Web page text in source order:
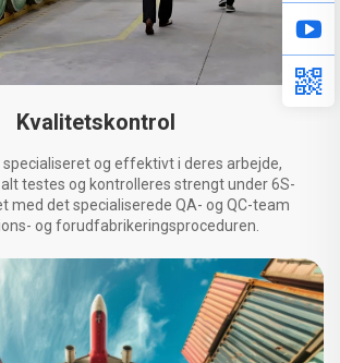
Kvalitetskontrol
og effektivt i deres arbejde,
testes og kontrolleres strengt under 6S-
med det specialiserede QA- og QC-team
og forudfabrikeringsproceduren.